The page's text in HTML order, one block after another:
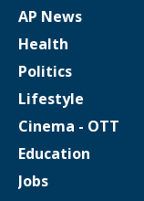
AP News
Health
Politics
Lifestyle
Cinema - OTT
Education
Jobs